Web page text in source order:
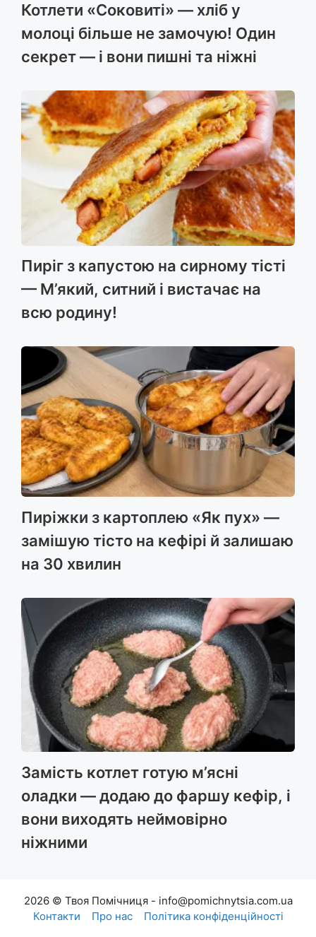
Котлети «Соковиті» — хліб у
молоці більше не замочую! Один
секрет — і вони пишні та ніжні
Пиріг з капустою на сирному тісті
— М’який, ситний і вистачає на
всю родину!
Пиріжки з картоплею «Як пух» —
замішую тісто на кефірі й залишаю
на 30 хвилин
Замість котлет готую м’ясні
оладки — додаю до фаршу кефір, і
вони виходять неймовірно
ніжними
2026 © Твоя Помічниця - info@pomichnytsia.com.ua
Контакти
Про нас Політика конфіденційності